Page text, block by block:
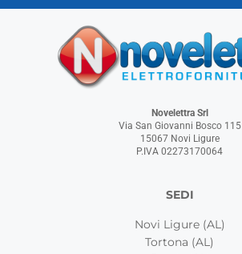
Novelettra Srl
Via San Giovanni Bosco 115
15067 Novi Ligure
P.IVA 02273170064
SEDI
Novi Ligure (AL)
Tortona (AL)